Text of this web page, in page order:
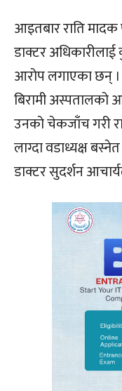
आइतबार राति
डाक्टर
आरोप लगाएका छन्
बिरामी अस्पतालको
उनको चेकजाँच गरी
लाग्दा वडाध्यक्ष
डाक्टर सुदर्शन